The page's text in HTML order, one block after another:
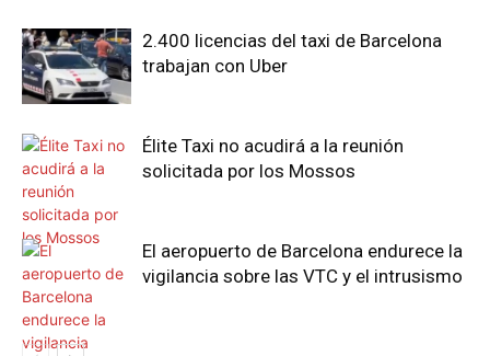
2.400 licencias del taxi de Barcelona
trabajan con Uber
Élite Taxi no acudirá a la reunión
solicitada por los Mossos
El aeropuerto de Barcelona endurece la
vigilancia sobre las VTC y el intrusismo